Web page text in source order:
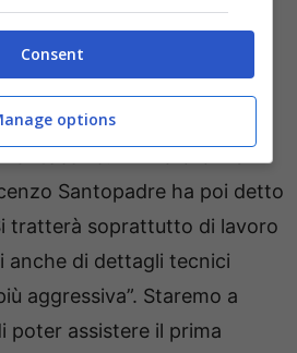
a questo punto in
si possaspostare tra Dubai,
Santopadre ha poi detto
tratterà soprattutto di lavoro
anche di dettagli tecnici
aggressiva”. Staremo a
poter assistere il prima
Consent
options